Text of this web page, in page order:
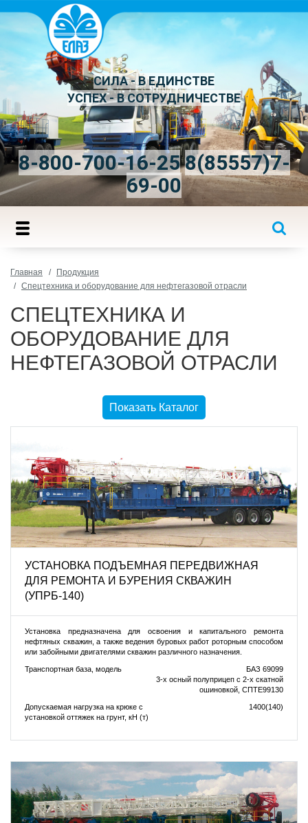
СИЛА - В ЕДИНСТВЕ
УСПЕХ - В СОТРУДНИЧЕСТВЕ
8-800-700-16-258(85557)7-
69-00
Главная
Продукция
Спецтехника и оборудование для нефтегазовой отрасли
СПЕЦТЕХНИКА И
ОБОРУДОВАНИЕ ДЛЯ
НЕФТЕГАЗОВОЙ ОТРАСЛИ
Показать Каталог
УСТАНОВКА ПОДЪЕМНАЯ ПЕРЕДВИЖНАЯ
ДЛЯ РЕМОНТА И БУРЕНИЯ СКВАЖИН
(УПРБ-140)
Установка предназначена для освоения и капитального ремонта
нефтяных скважин, а также ведения буровых работ роторным способом
или забойными двигателями скважин различного назначения.
Транспортная база, модель
БАЗ 69099
3-х осный полуприцеп с 2-х скатной
ошиновкой, СПТЕ99130
Допускаемая нагрузка на крюке с
установкой оттяжек на грунт, кН (т)
1400(140)